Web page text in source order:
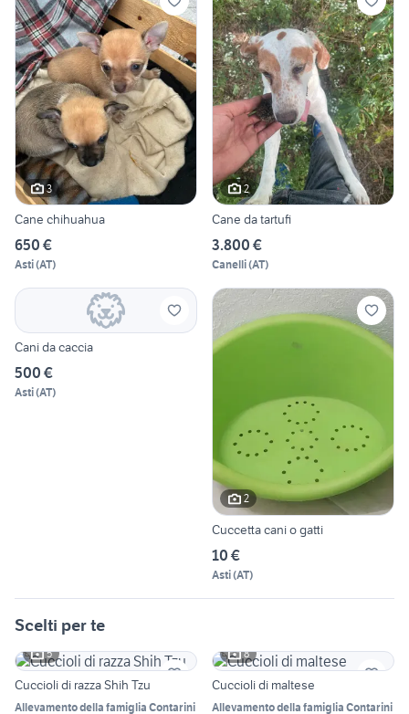
3
Cane chihuahua
650 €
Asti(AT)
2
Cane da tartufi
3.800 €
Canelli(AT)
Cani da caccia
500 €
Asti(AT)
2
Cuccetta cani o gatti
10 €
Asti(AT)
Scelti per te
5
Cuccioli di razza Shih Tzu
Allevamento della famiglia Contarini
8
Cuccioli di maltese
Allevamento della famiglia Contarini